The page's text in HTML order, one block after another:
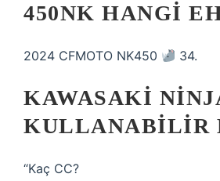
450NK HANGI
2024 CFMOTO NK450 34.
KAWASAKI
KULLANABILIR
“Kaç CC?